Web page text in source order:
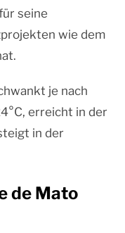
seine
wie dem
je nach
erreicht in der
in der
de Mato